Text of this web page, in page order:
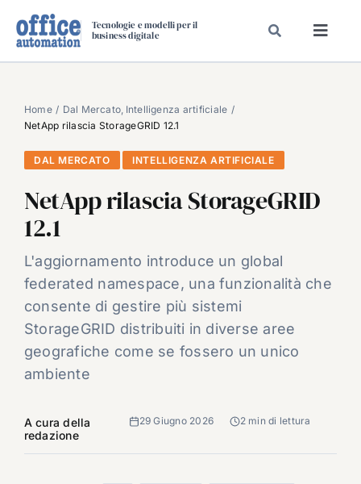
Tecnologie e modelli per il
business digitale
SPECIAL PAPER
TAVOLE ROTONDE DI REDAZIONE
DAL MERCATO
CARRIERE
VIDEO
EVENTI
CHI SIAMO
Home Dal Mercato Intelligenza artificiale
NetApp rilascia StorageGRID 12.1
DAL MERCATO INTELLIGENZA ARTIFICIALE
NetApp rilascia StorageGRID
12.1
L'aggiornamento introduce un global
federated namespace, una funzionalità che
consente di gestire più sistemi
StorageGRID distribuiti in diverse aree
geografiche come se fossero un unico
ambiente
A cura della
redazione
29 Giugno 2026 2 min di lettura